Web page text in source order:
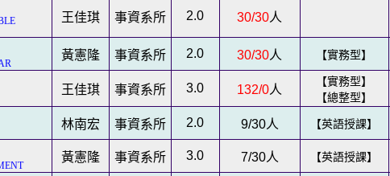
王佳琪 事資系所 2.0 30/30人
黃憲隆 事資系所 2.0 30/30人 【實務型】
王佳琪 事資系所 3.0 132/0人
【實務型】
【總整型】
林南宏 事資系所 2.0 9/30人 【英語授課】
黃憲隆 事資系所 3.0 7/30人 【英語授課】